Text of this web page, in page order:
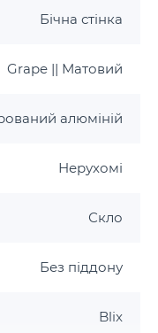
полірований
Бічна стінка
Grape || Матовий
алюміній
Нерухомі
Скло
Без піддону
Blix